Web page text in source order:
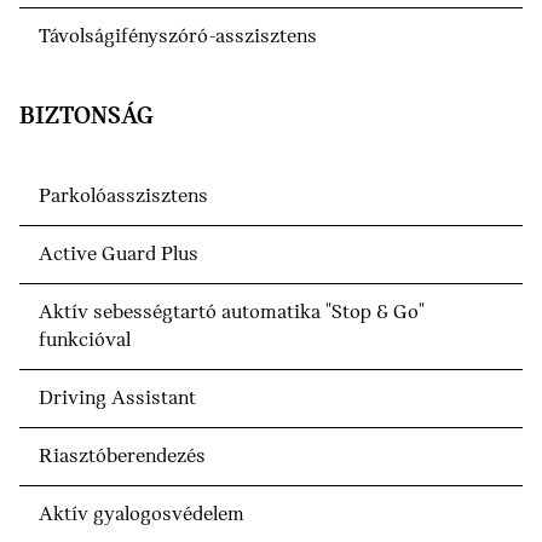
Távolságifényszóró-asszisztens
BIZTONSÁG
Parkolóasszisztens
Active Guard Plus
Aktív sebességtartó automatika "Stop & Go"
funkcióval
Driving Assistant
Riasztóberendezés
Aktív gyalogosvédelem